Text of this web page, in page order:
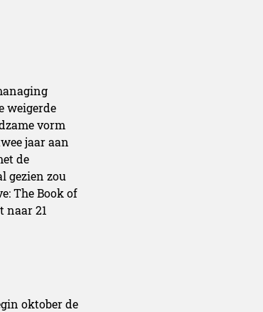
weigerde
vorm
jaar aan
de
gezien zou
The Book of
naar 21
oktober de